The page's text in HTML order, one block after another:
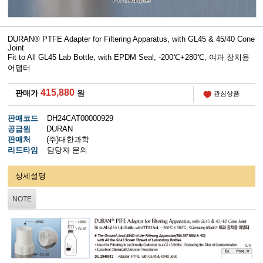
DURAN® PTFE Adapter for Filtering Apparatus, with GL45 & 45/40 Cone
Joint
Fit to All GL45 Lab Bottle, with EPDM Seal, -200℃+280℃, 여과 장치용
어댑터
판매가415,880 원 관심상품
판매코드
DH24CAT00000929
공급원
DURAN
판매처
(주)대한과학
리드타임
담당자 문의
상세설명
NOTE